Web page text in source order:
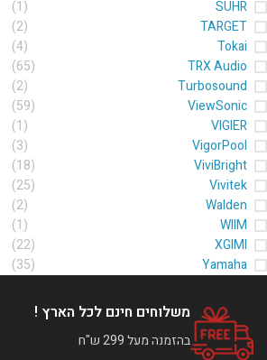
SUHR
(1)
TARGET
(2)
Tokai
(4)
TRX Audio
(65)
Turbosound
(2)
ViewSonic
(59)
VIGIER
(1)
VigorPool
(3)
ViviBright
(18)
Vivitek
(25)
Walden
(2)
WIIM
(1)
XGIMI
(22)
Yamaha
(35)
משלוחים חינם לכל הארץ !
בהזמנה מעל 299 ש"ח